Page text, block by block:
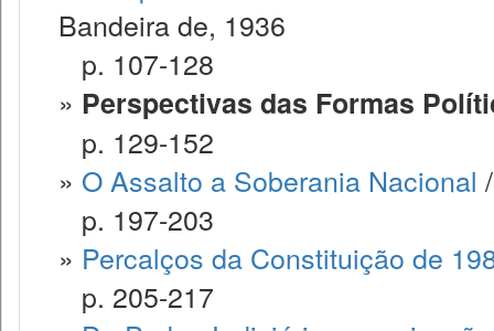
Bandeira de, 1936
p. 107-128
» Perspectivas das Formas
p. 129-152
» O Assalto a Soberania Nacional
p. 197-203
» Percalços da Constituição de
p. 205-217